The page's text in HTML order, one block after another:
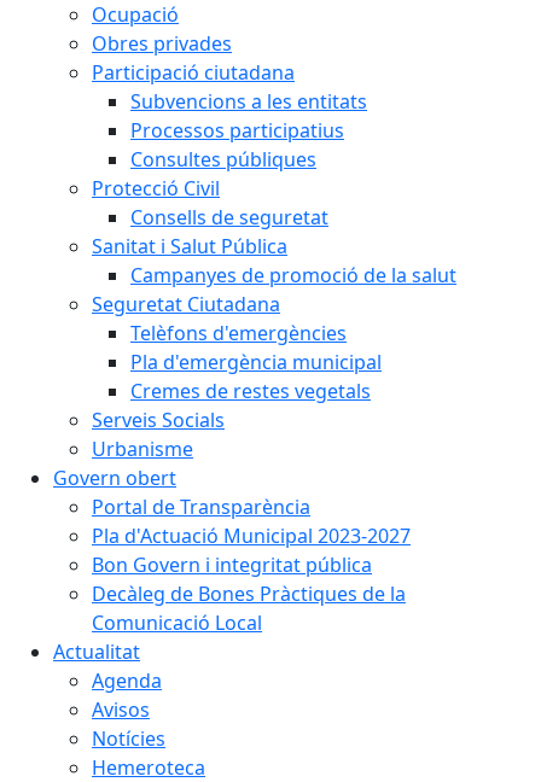
Ocupació
Obres privades
Participació ciutadana
Subvencions a les entitats
Processos participatius
Consultes públiques
Protecció Civil
Consells de seguretat
Sanitat i Salut Pública
Campanyes de promoció de la salut
Seguretat Ciutadana
Telèfons d'emergències
Pla d'emergència municipal
Cremes de restes vegetals
Serveis Socials
Urbanisme
Govern obert
Portal de Transparència
Pla d'Actuació Municipal 2023-2027
Bon Govern i integritat pública
Decàleg de Bones Pràctiques de la
Comunicació Local
Actualitat
Agenda
Avisos
Notícies
Hemeroteca